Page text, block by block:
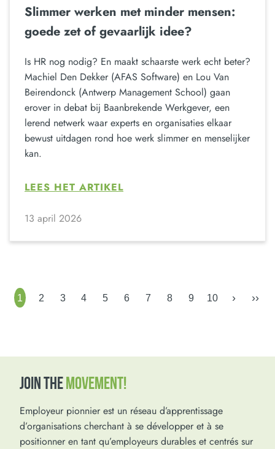
Slimmer werken met minder mensen:
goede zet of gevaarlijk idee?
Is HR nog nodig? En maakt schaarste werk echt beter?
Machiel Den Dekker (AFAS Software) en Lou Van
Beirendonck (Antwerp Management School) gaan
erover in debat bij Baanbrekende Werkgever, een
lerend netwerk waar experts en organisaties elkaar
bewust uitdagen rond hoe werk slimmer en menselijker
kan.
LEES HET ARTIKEL
13 april 2026
1 2 3 4 5 6 7 8 9 10 › ››
JOIN THEMOVEMENT!
Employeur pionnier est un réseau d’apprentissage
d’organisations cherchant à se développer et à se
positionner en tant qu’employeurs durables et centrés sur